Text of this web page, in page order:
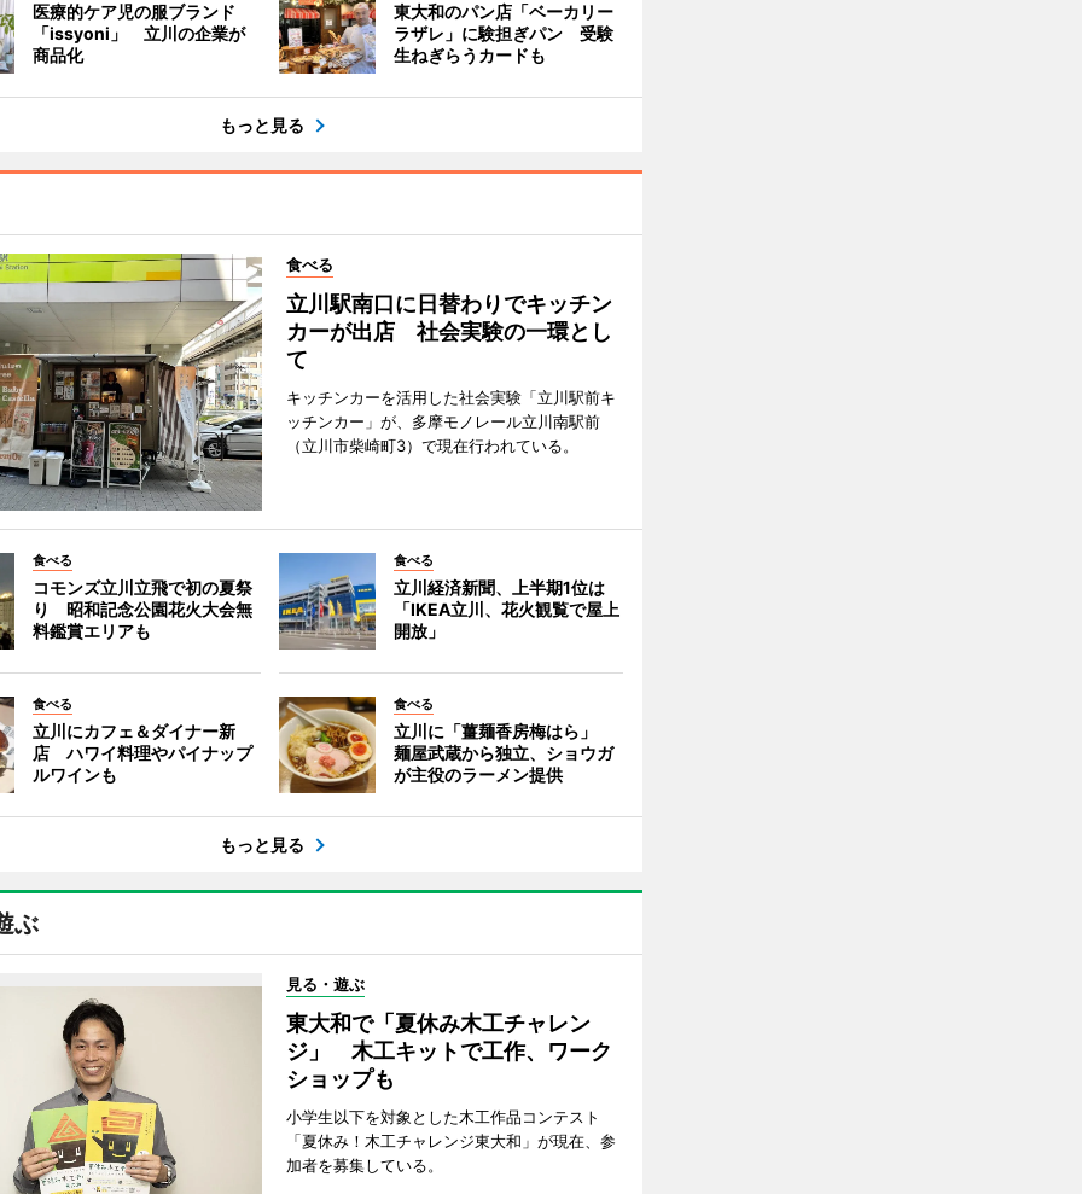
医療的ケア児の服ブランド
「issyoni」 立川の企業が
商品化
東大和のパン店「ベーカリー
ラザレ」に験担ぎパン 受験
生ねぎらうカードも
もっと見る
食べる
立川駅南口に日替わりでキッチン
カーが出店 社会実験の一環とし
て
キッチンカーを活用した社会実験「立川駅前キ
ッチンカー」が、多摩モノレール立川南駅前
（立川市柴崎町3）で現在行われている。
食べる
コモンズ立川立飛で初の夏祭
り 昭和記念公園花火大会無
料鑑賞エリアも
食べる
立川経済新聞、上半期1位は
「IKEA立川、花火観覧で屋上
開放」
食べる
立川にカフェ＆ダイナー新
店 ハワイ料理やパイナップ
ルワインも
食べる
立川に「薑麺香房梅はら」
麺屋武蔵から独立、ショウガ
が主役のラーメン提供
もっと見る
ぶ
見る・遊ぶ
東大和で「夏休み木工チャレン
ジ」 木工キットで工作、ワーク
ショップも
小学生以下を対象とした木工作品コンテスト
「夏休み！木工チャレンジ東大和」が現在、参
加者を募集している。